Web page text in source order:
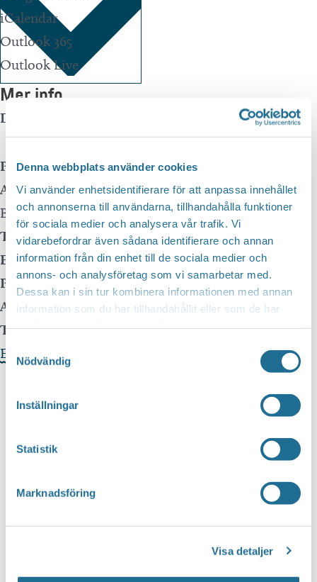
Denna webbplats använder cookies
Vi använder enhetsidentifierare för att anpassa innehållet
och annonserna till användarna, tillhandahålla funktioner
för sociala medier och analysera vår trafik. Vi
vidarebefordrar även sådana identifierare och annan
information från din enhet till de sociala medier och
annons- och analysföretag som vi samarbetar med.
Dessa kan i sin tur kombinera informationen med annan
information som du har tillhandahållit eller som de har
Samtyckesval
Nödvändig
Inställningar
Statistik
Marknadsföring
Visa detaljer
iCalendar
Outlook 365
Outlook Live
Mer info
Datum:
Event Series(See All)
Plats:Brunneby Musteri
Adress: Brunneby Gård
Borensberg, 59177
Telefon:0141-40204
E-mail:info@brunnebymusteri.se
Pris:250:-
Arrangör:
Telefonnummer arrangör:0141-402 04
Evenemangets webbplats »